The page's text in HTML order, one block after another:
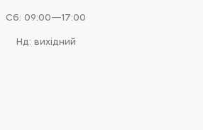
Сб: 09:00—17:00
Нд: вихідний